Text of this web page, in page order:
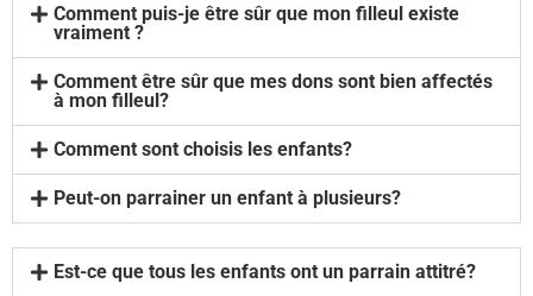
Comment puis-je être sûr que mon filleul existe
vraiment ?
Comment être sûr que mes dons sont bien affectés
à mon filleul?
Comment sont choisis les enfants?
Peut-on parrainer un enfant à plusieurs?
Est-ce que tous les enfants ont un parrain attitré?